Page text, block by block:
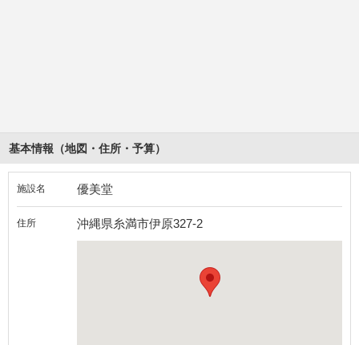
基本情報（地図・住所・予算）
施設名 優美堂
住所 沖縄県糸満市伊原327-2